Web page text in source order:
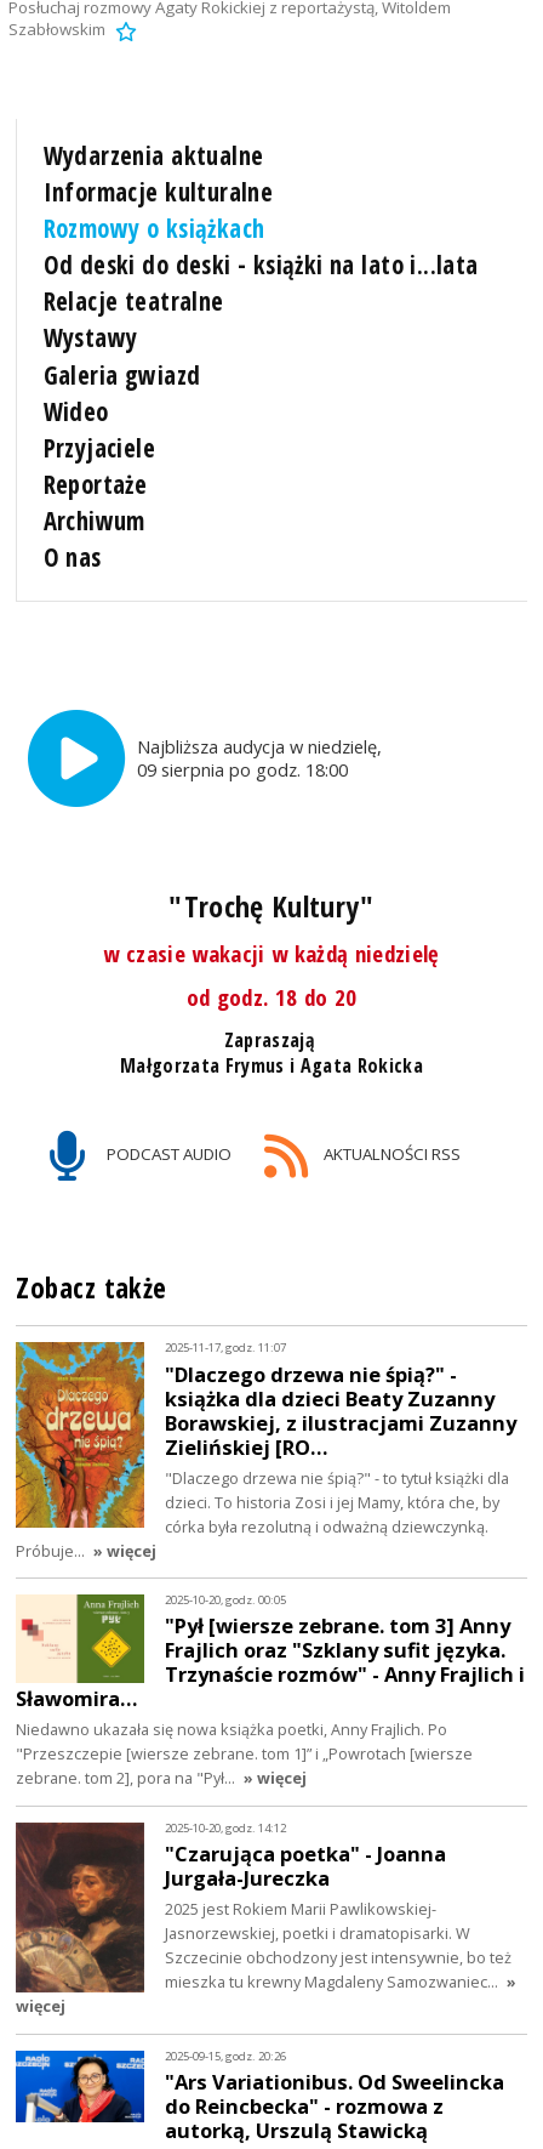
Posłuchaj rozmowy Agaty Rokickiej z reportażystą, Witoldem
Szabłowskim
Wydarzenia aktualne
Informacje kulturalne
Rozmowy o książkach
Od deski do deski - książki na lato i...lata
Relacje teatralne
Wystawy
Galeria gwiazd
Wideo
Przyjaciele
Reportaże
Archiwum
O nas
Najbliższa audycja w niedzielę,
09 sierpnia po godz. 18:00
"Trochę Kultury"
w czasie wakacji w każdą niedzielę
od godz. 18 do 20
Zapraszają
Małgorzata Frymus i Agata Rokicka
PODCAST AUDIO AKTUALNOŚCI RSS
Zobacz także
2025-11-17, godz. 11:07
"Dlaczego drzewa nie śpią?" -
książka dla dzieci Beaty Zuzanny
Borawskiej, z ilustracjami Zuzanny
Zielińskiej [RO…
"Dlaczego drzewa nie śpią?" - to tytuł książki dla
dzieci. To historia Zosi i jej Mamy, która che, by
córka była rezolutną i odważną dziewczynką.
Próbuje… » więcej
2025-10-20, godz. 00:05
"Pył [wiersze zebrane. tom 3] Anny
Frajlich oraz "Szklany sufit języka.
Trzynaście rozmów" - Anny Frajlich i
Sławomira…
Niedawno ukazała się nowa książka poetki, Anny Frajlich. Po
"Przeszczepie [wiersze zebrane. tom 1]” i „Powrotach [wiersze
zebrane. tom 2], pora na "Pył… » więcej
2025-10-20, godz. 14:12
"Czarująca poetka" - Joanna
Jurgała-Jureczka
2025 jest Rokiem Marii Pawlikowskiej-
Jasnorzewskiej, poetki i dramatopisarki. W
Szczecinie obchodzony jest intensywnie, bo też
mieszka tu krewny Magdaleny Samozwaniec… »
więcej
2025-09-15, godz. 20:26
"Ars Variationibus. Od Sweelincka
do Reincbecka" - rozmowa z
autorką, Urszulą Stawicką